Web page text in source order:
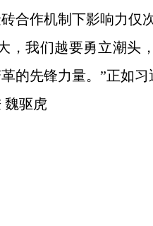
合作机制下影响力仅
，我们越要勇立潮头
的先锋力量。”正如
魏驱虎